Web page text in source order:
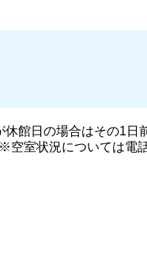
館日の場合はその1日
室状況については電